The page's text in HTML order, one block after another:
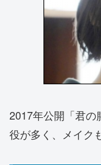
2017年公開「君の
役が多く、メイク